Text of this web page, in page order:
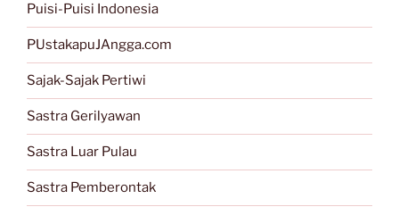
Puisi-Puisi Indonesia
PUstakapuJAngga.com
Sajak-Sajak Pertiwi
Sastra Gerilyawan
Sastra Luar Pulau
Sastra Pemberontak